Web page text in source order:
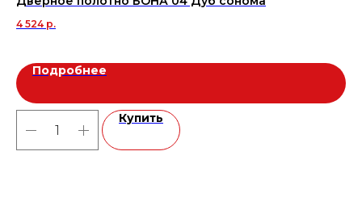
4 524 р.
Подробнее
Купить